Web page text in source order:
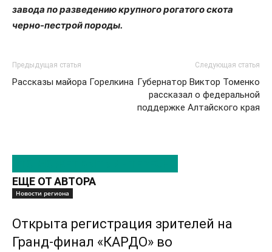
завода по разведению крупного рогатого скота
черно-пестрой породы.
Предыдущая статья
Рассказы майора Горелкина
Следующая статья
Губернатор Виктор Томенко
рассказал о федеральной
поддержке Алтайского края
ЕЩЕ ОТ АВТОРА
Новости региона
Открыта регистрация зрителей на
Гранд-финал «КАРДО» во